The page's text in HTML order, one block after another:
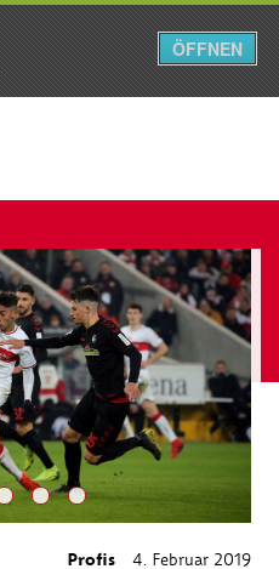
Menü
Profis 4. Februar 2019
ÖFFNEN